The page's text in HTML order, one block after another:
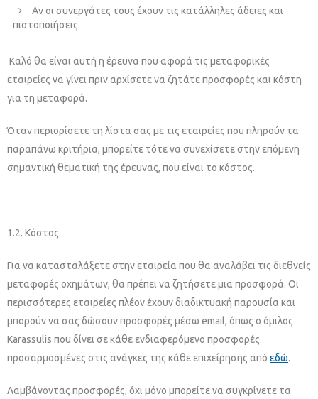
Αν οι συνεργάτες τους έχουν τις κατάλληλες άδειες και
πιστοποιήσεις.
Καλό θα είναι αυτή η έρευνα που αφορά τις μεταφορικές
εταιρείες να γίνει πριν αρχίσετε να ζητάτε προσφορές και κόστη
για τη μεταφορά.
Όταν περιορίσετε τη λίστα σας με τις εταιρείες που πληρούν τα
παραπάνω κριτήρια, μπορείτε τότε να συνεχίσετε στην επόμενη
σημαντική θεματική της έρευνας, που είναι το κόστος.
1.2. Κόστος
Για να κατασταλάξετε στην εταιρεία που θα αναλάβει τις διεθνείς
μεταφορές οχημάτων, θα πρέπει να ζητήσετε μια προσφορά. Οι
περισσότερες εταιρείες πλέον έχουν διαδικτυακή παρουσία και
μπορούν να σας δώσουν προσφορές μέσω email, όπως ο όμιλος
Karassulis που δίνει σε κάθε ενδιαφερόμενο προσφορές
προσαρμοσμένες στις ανάγκες της κάθε επιχείρησης από εδώ.
Λαμβάνοντας προσφορές, όχι μόνο μπορείτε να συγκρίνετε τα